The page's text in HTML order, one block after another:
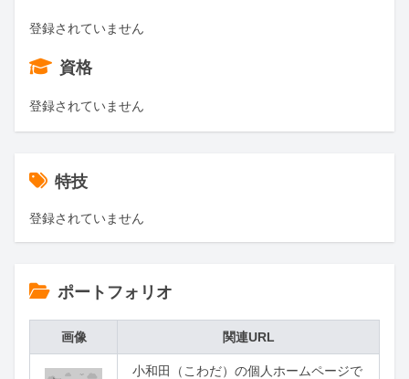
登録されていません
資格
登録されていません
特技
登録されていません
ポートフォリオ
画像 関連URL
小和田（こわだ）の個人ホームページで